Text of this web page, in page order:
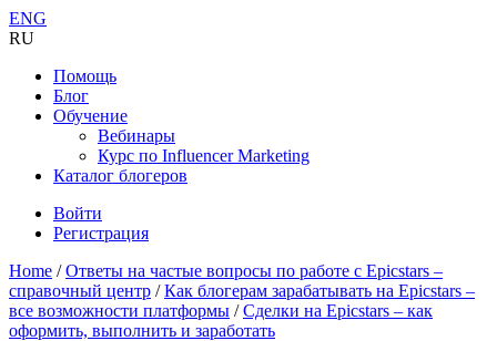
ENG
RU
Помощь
Блог
Обучение
Вебинары
Курс по Influencer Marketing
Каталог блогеров
Войти
Регистрация
Home /Ответы на частые вопросы по работе с Epicstars –
справочный центр /Как блогерам зарабатывать на Epicstars –
все возможности платформы /Сделки на Epicstars – как
оформить, выполнить и заработать